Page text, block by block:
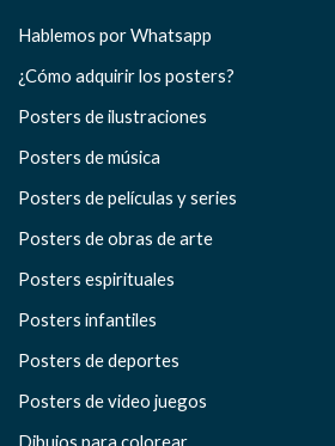
Hablemos por Whatsapp
¿Cómo adquirir los posters?
Posters de ilustraciones
Posters de música
Posters de películas y series
Posters de obras de arte
Posters espirituales
Posters infantiles
Posters de deportes
Posters de video juegos
Dibujos para colorear